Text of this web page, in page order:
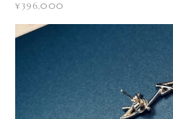
¥396,000